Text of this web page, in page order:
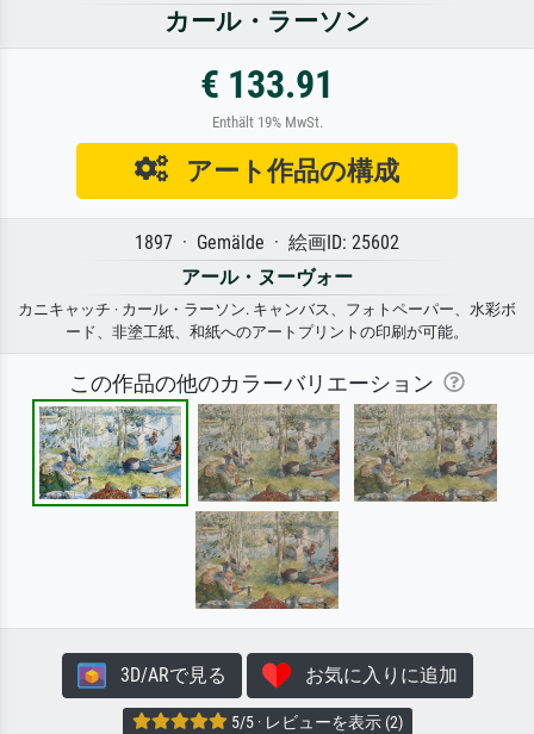
カール・ラーソン
€ 133.91
Enthält 19% MwSt.
アート作品の構成
1897 · Gemälde · 絵画ID: 25602
アール・ヌーヴォー
カニキャッチ · カール・ラーソン. キャンバス、フォトペーパー、水彩ボ
ード、非塗工紙、和紙へのアートプリントの印刷が可能。
この作品の他のカラーバリエーション
3D/ARで見る お気に入りに追加
5/5 · レビューを表示 (2)